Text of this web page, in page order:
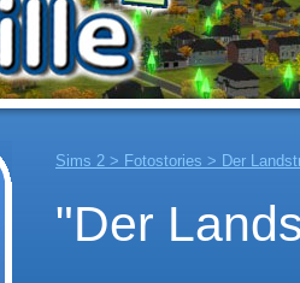
Sims 2 > Fotostories > Der
"Der